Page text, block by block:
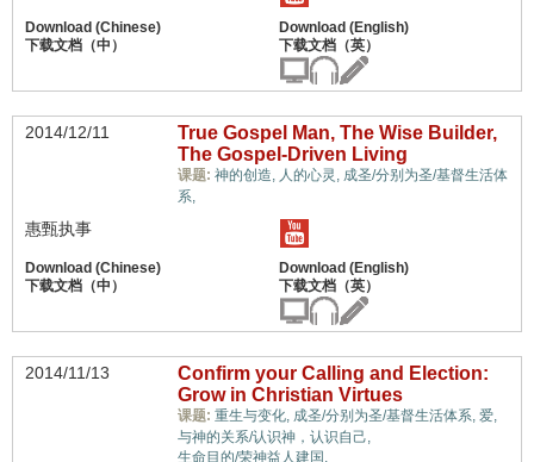
2014/12/11
True Gospel Man, The Wise Builder,
The Gospel-Driven Living
课题: 神的创造, 人的心灵, 成圣/分别为圣/基督生活体
系,
惠甄执事
2014/11/13
Confirm your Calling and Election:
Grow in Christian Virtues
课题: 重生与变化, 成圣/分别为圣/基督生活体系, 爱,
与神的关系/认识神，认识自己,
生命目的/荣神益人建国,